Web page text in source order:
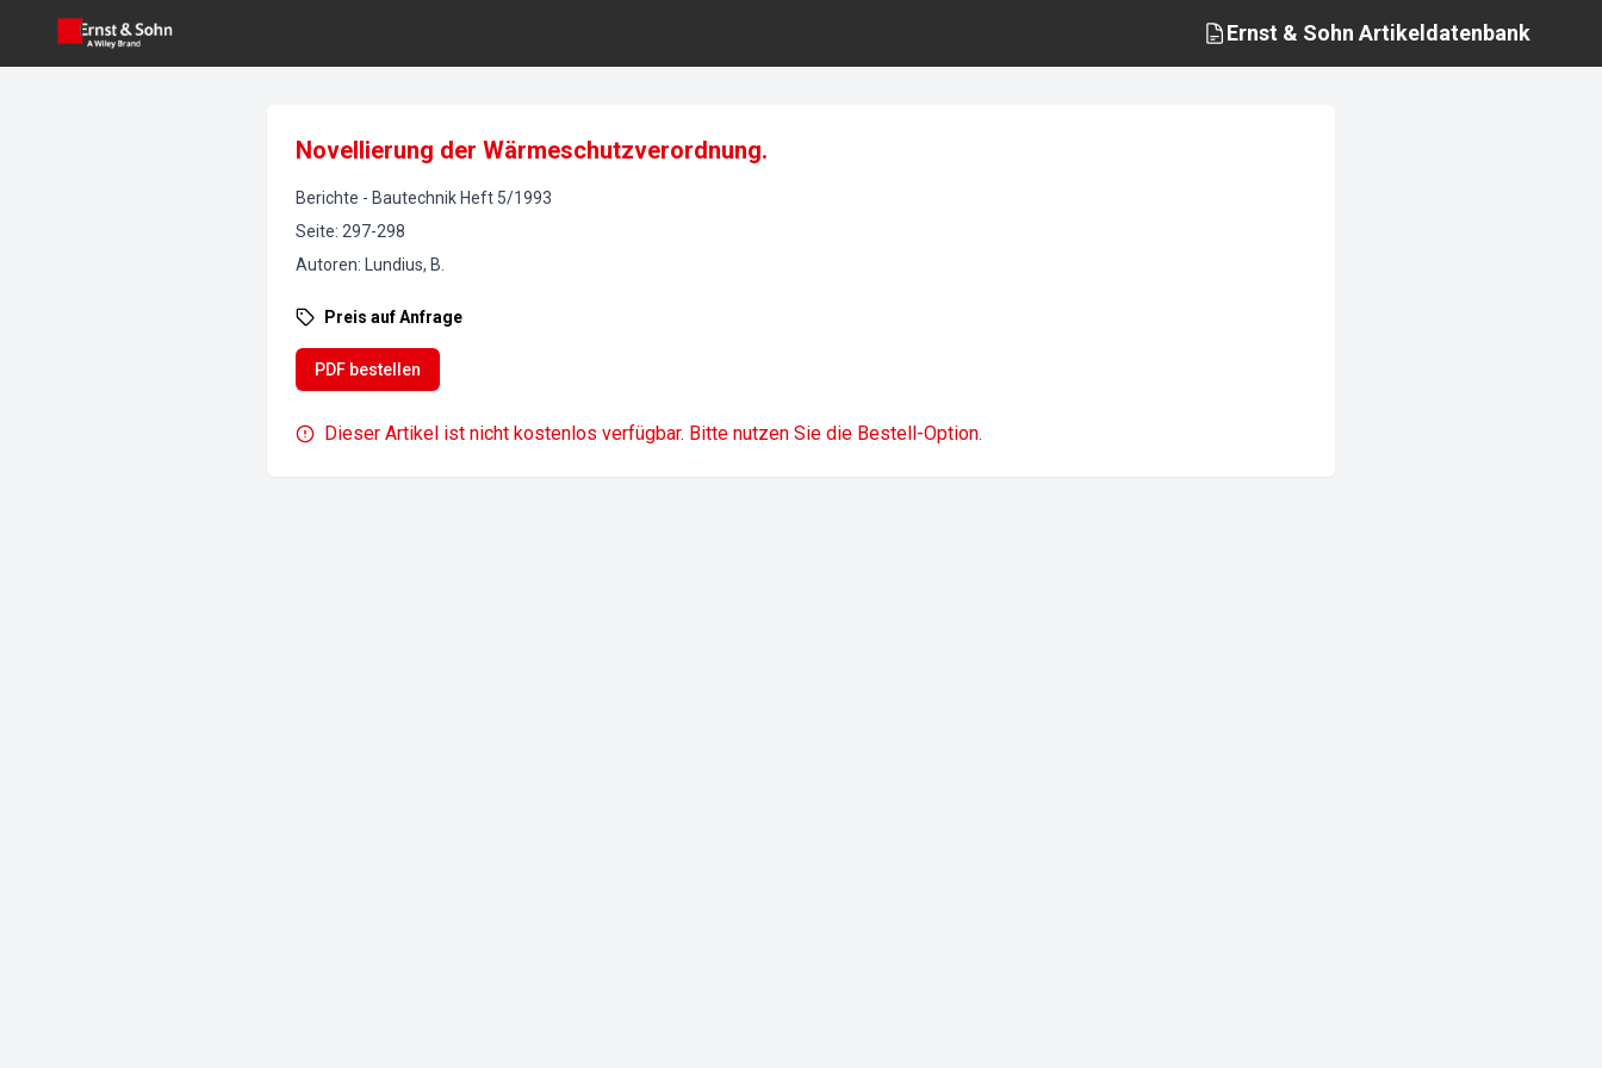
Ernst & Sohn Artikeldatenbank
Novellierung der Wärmeschutzverordnung.
Berichte - Bautechnik Heft 5/1993
Seite: 297-298
Autoren: Lundius, B.
Preis auf Anfrage
PDF bestellen
Dieser Artikel ist nicht kostenlos verfügbar. Bitte nutzen Sie die Bestell-Option.